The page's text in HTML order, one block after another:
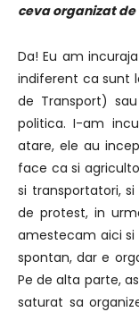
ceva organizat
Da! Eu am
indiferent ca sunt
de Transport)
politica. I-am
atare, ele au
face ca si
si transportatori,
de protest, in
amestecam aici si
spontan, dar e
Pe de alta parte,
saturat sa